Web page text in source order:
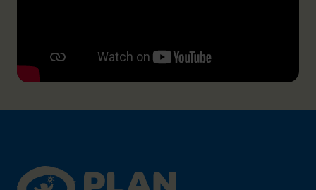
Plan International logo